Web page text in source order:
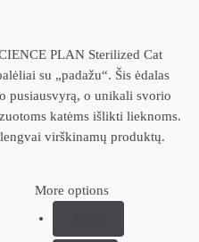
PLAN Sterilized Cat
su „padažu“. Šis ėdalas
pusiausvyrą, o unikali svorio
katėms išlikti lieknoms.
virškinamų produktų.
More options